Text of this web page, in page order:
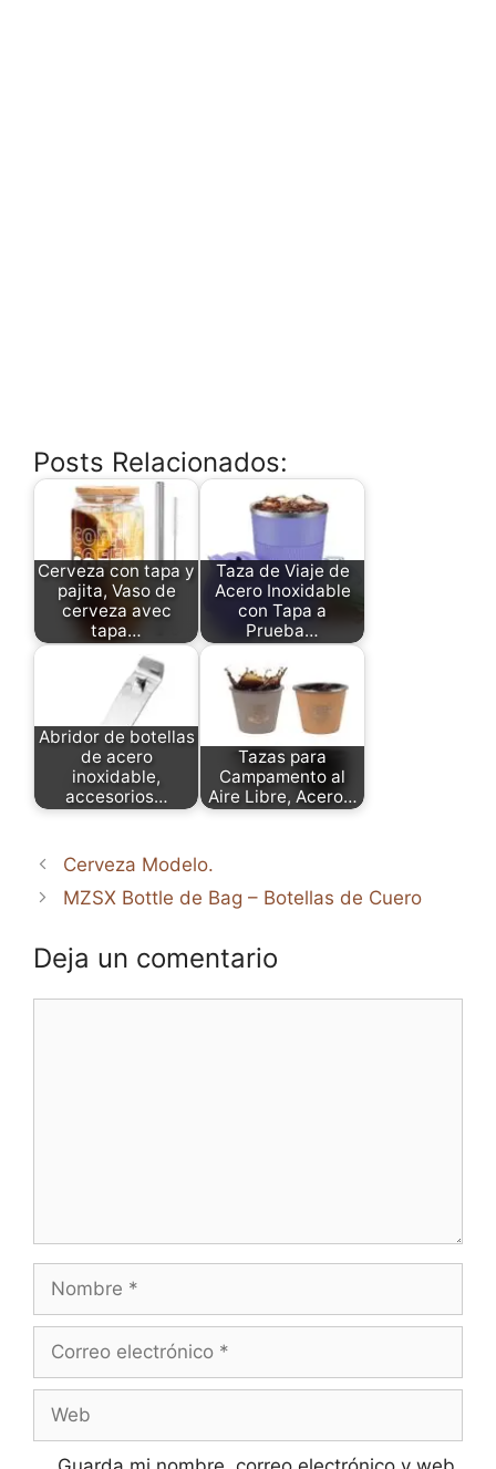
Posts Relacionados:
Cerveza con tapa y
pajita, Vaso de
cerveza avec
tapa…
Taza de Viaje de
Acero Inoxidable
con Tapa a
Prueba…
Abridor de botellas
de acero
inoxidable,
accesorios…
Tazas para
Campamento al
Aire Libre, Acero…
Cerveza Modelo.
MZSX Bottle de Bag – Botellas de Cuero
Deja un comentario
electrónico